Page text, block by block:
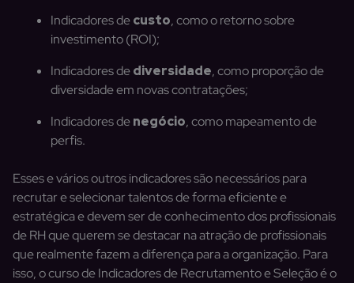
Indicadores decusto, como o retorno sobre
investimento (ROI);
Indicadores dediversidade, como proporção de
diversidade em novas contratações;
Indicadores denegócio, como mapeamento de
perfis.
Esses e vários outros indicadores são necessários para
recrutar e selecionar talentos de forma eficiente e
estratégica e devem ser de conhecimento dos profissionais
de RH que querem se destacar na atração de profissionais
que realmente fazem a diferença para a organização. Para
isso, o curso de Indicadores de Recrutamento e Seleção é o